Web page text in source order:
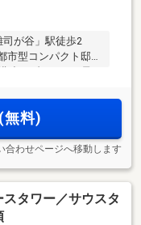
司が谷」駅徒歩2
市型コンパクト邸
造メゾネット。予
無料)
合わせページへ移動します
タワー／サウスタ